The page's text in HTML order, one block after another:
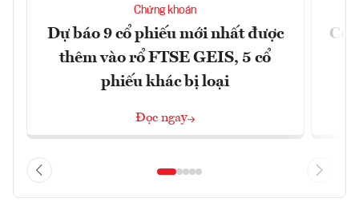
Chứng khoán
Dự báo 9 cổ phiếu mới nhất được
thêm vào rổ FTSE GEIS, 5 cổ
phiếu khác bị loại
Đọc ngay
Có